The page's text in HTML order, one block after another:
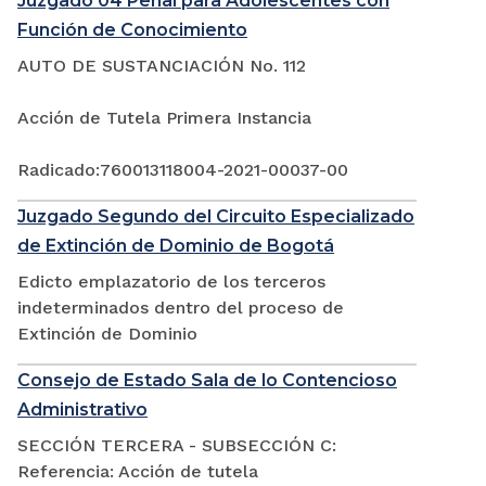
Función de Conocimiento
AUTO DE SUSTANCIACIÓN No. 112
Acción de Tutela Primera Instancia
Radicado:760013118004-2021-00037-00
Juzgado Segundo del Circuito Especializado
de Extinción de Dominio de Bogotá
Edicto emplazatorio de los terceros
indeterminados dentro del proceso de
Extinción de Dominio
Consejo de Estado Sala de lo Contencioso
Administrativo
SECCIÓN TERCERA - SUBSECCIÓN C:
Referencia: Acción de tutela